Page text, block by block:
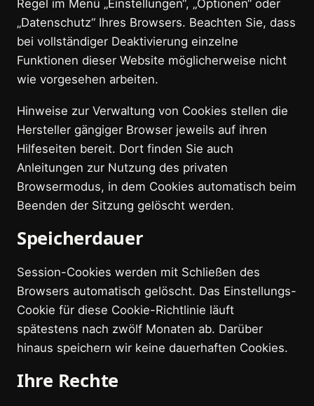
Regel im Menü „Einstellungen“, „Optionen“ oder
„Datenschutz“ Ihres Browsers. Beachten Sie, dass
bei vollständiger Deaktivierung einzelne
Funktionen dieser Website möglicherweise nicht
wie vorgesehen arbeiten.
Hinweise zur Verwaltung von Cookies stellen die
Hersteller gängiger Browser jeweils auf ihren
Hilfeseiten bereit. Dort finden Sie auch
Anleitungen zur Nutzung des privaten
Browsermodus, in dem Cookies automatisch beim
Beenden der Sitzung gelöscht werden.
Speicherdauer
Session-Cookies werden mit Schließen des
Browsers automatisch gelöscht. Das Einstellungs-
Cookie für diese Cookie-Richtlinie läuft
spätestens nach zwölf Monaten ab. Darüber
hinaus speichern wir keine dauerhaften Cookies.
Ihre Rechte